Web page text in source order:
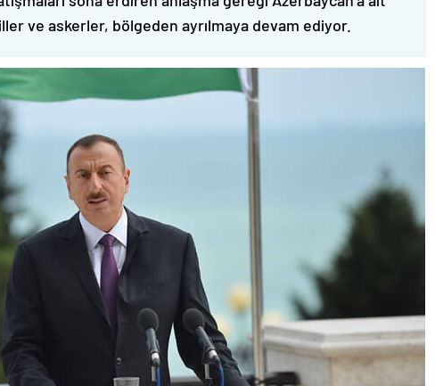
ve askerler, bölgeden ayrılmaya devam ediyor.